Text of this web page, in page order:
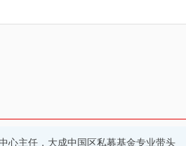
心主任，大成中国区私募基金专业带头